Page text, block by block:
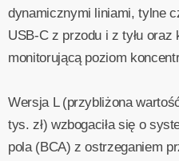
dynamicznymi liniami, tylne
USB-C z przodu i z tyłu oraz
monitorującą poziom
Wersja L (przybliżona
tys. zł) wzbogaciła się o
pola (BCA) z ostrzeganiem